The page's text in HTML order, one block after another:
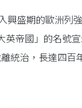
興盛期的歐洲列
帝國」的名號
統治，長達四百